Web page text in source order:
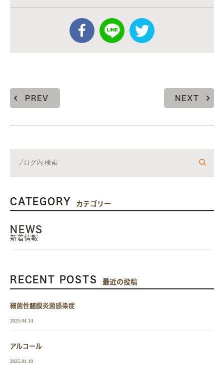
PREV NEXT
CATEGORY カテゴリー
NEWS
新着情報
RECENT POSTS 最近の投稿
細菌性髄膜炎菌感染症
2025.04.14
アルコール
2025.01.10